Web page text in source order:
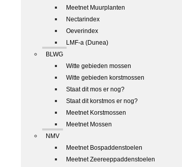
Meetnet Muurplanten
Nectarindex
Oeverindex
LMF-a (Dunea)
BLWG
Witte gebieden mossen
Witte gebieden korstmossen
Staat dit mos er nog?
Staat dit korstmos er nog?
Meetnet Korstmossen
Meetnet Mossen
NMV
Meetnet Bospaddenstoelen
Meetnet Zeereeppaddenstoelen